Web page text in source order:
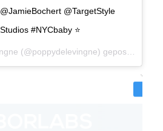
@TargetStyle
#NYCbaby ⭐️